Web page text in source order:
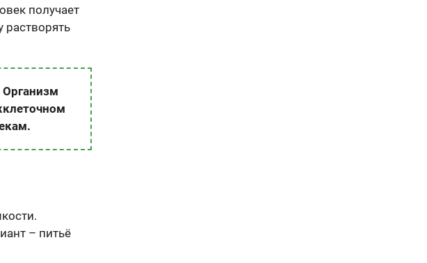
получает
– питьё